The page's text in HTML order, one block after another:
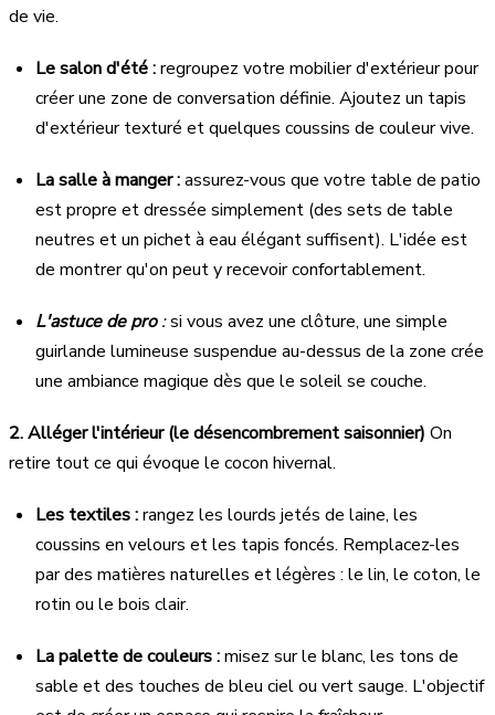
de vie.
Le salon d'été :regroupez votre mobilier d'extérieur pour
créer une zone de conversation définie. Ajoutez un tapis
d'extérieur texturé et quelques coussins de couleur vive.
La salle à manger :assurez-vous que votre table de patio
est propre et dressée simplement (des sets de table
neutres et un pichet à eau élégant suffisent). L'idée est
de montrer qu'on peut y recevoir confortablement.
L'astuce de pro:si vous avez une clôture, une simple
guirlande lumineuse suspendue au-dessus de la zone crée
une ambiance magique dès que le soleil se couche.
2. Alléger l'intérieur (le désencombrement saisonnier) On
retire tout ce qui évoque le cocon hivernal.
Les textiles :rangez les lourds jetés de laine, les
coussins en velours et les tapis foncés. Remplacez-les
par des matières naturelles et légères : le lin, le coton, le
rotin ou le bois clair.
La palette de couleurs :misez sur le blanc, les tons de
sable et des touches de bleu ciel ou vert sauge. L'objectif